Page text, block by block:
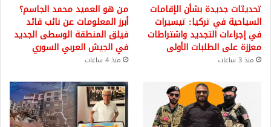
تحديثات جديدة بشأن الإقامات
السياحية في تركيا: تيسيرات
في إجراءات التجديد واشتراطات
معززة على الطلبات الأولى
منذ 3 ساعات
من هو العميد محمد الجاسم؟
أبرز المعلومات عن نائب قائد
فيلق المنطقة الوسطى الجديد
في الجيش العربي السوري
منذ 4 ساعات